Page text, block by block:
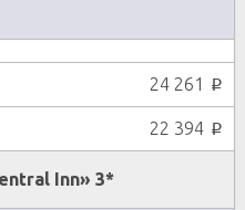
24 261 p
22 394 p
Inn» 3*